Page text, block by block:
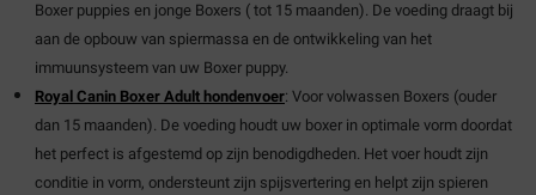
Boxer puppies en jonge Boxers ( tot 15 maanden). De voeding draagt bij
aan de opbouw van spiermassa en de ontwikkeling van het
immuunsysteem van uw Boxer puppy.
Royal Canin Boxer Adult hondenvoer: Voor volwassen Boxers (ouder
dan 15 maanden). De voeding houdt uw boxer in optimale vorm doordat
het perfect is afgestemd op zijn benodigdheden. Het voer houdt zijn
conditie in vorm, ondersteunt zijn spijsvertering en helpt zijn spieren